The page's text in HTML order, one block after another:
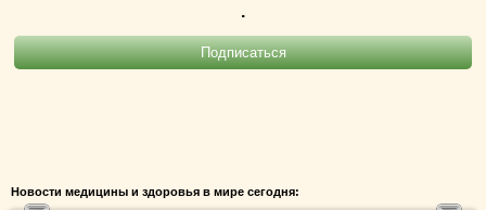
.
Новости медицины и здоровья в мире сегодня: